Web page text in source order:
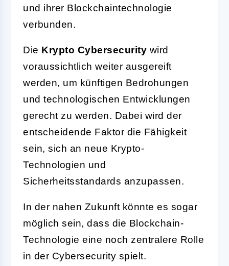
und ihrer Blockchaintechnologie
verbunden.
Die Krypto Cybersecurity wird
voraussichtlich weiter ausgereift
werden, um künftigen Bedrohungen
und technologischen Entwicklungen
gerecht zu werden. Dabei wird der
entscheidende Faktor die Fähigkeit
sein, sich an neue Krypto-
Technologien und
Sicherheitsstandards anzupassen.
In der nahen Zukunft könnte es sogar
möglich sein, dass die Blockchain-
Technologie eine noch zentralere Rolle
in der Cybersecurity spielt.